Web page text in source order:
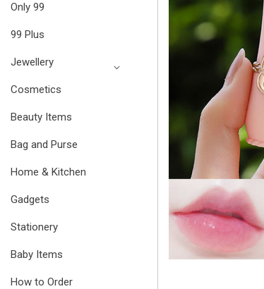
Only 99
99 Plus
Jewellery
Cosmetics
Beauty Items
Bag and Purse
Home & Kitchen
Gadgets
Stationery
Baby Items
How to Order